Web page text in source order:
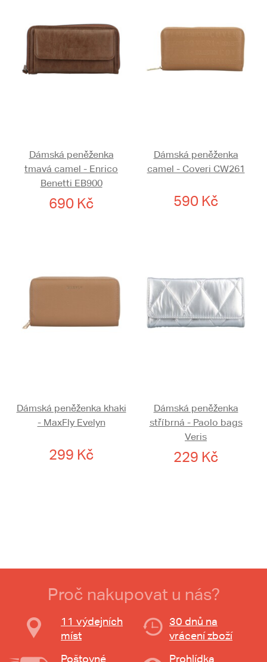
Dámská peněženka
tmavá camel - Enrico
Benetti EB900
690 Kč
Dámská peněženka
camel - Coveri CW261
590 Kč
Dámská peněženka khaki
- MaxFly Evelyn
299 Kč
Dámská peněženka
stříbrná - Paolo bags
Veris
229 Kč
Proč nakupovat u nás?
11 výdejních
míst
30 dnů na
vrácení zboží
Poštovné
Prohlídka